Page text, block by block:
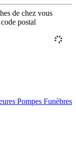
de chez vous
postal
Pompes Funèbres